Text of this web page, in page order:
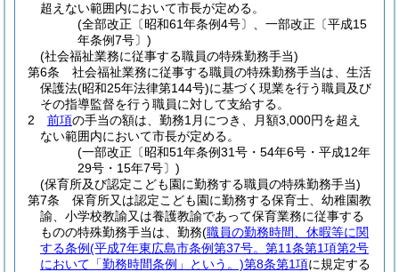
超えない範囲内において市長が定める。
(全部改正〔昭和61年条例4号〕、一部改正〔平成15
年条例7号〕)
(社会福祉業務に従事する職員の特殊勤務手当)
第6条
社会福祉業務に従事する職員の特殊勤務手当は、生活
保護法(昭和25年法律第144号)に基づく現業を行う職員及び
その指導監督を行う職員に対して支給する。
2
前項の手当の額は、勤務1月につき、月額3,000円を超え
ない範囲内において市長が定める。
(一部改正〔昭和51年条例31号・54年6号・平成12年
29号・15年7号〕)
(保育所及び認定こども園に勤務する職員の特殊勤務手当)
第7条
保育所又は認定こども園に勤務する保育士、幼稚園教
諭、小学校教諭又は養護教諭であって保育業務に従事する
ものの特殊勤務手当は、勤務(職員の勤務時間、休暇等に関
する条例(平成7年東広島市条例第37号。第11条第1項第2号
において「勤務時間条例」という。)第8条第1項に規定する